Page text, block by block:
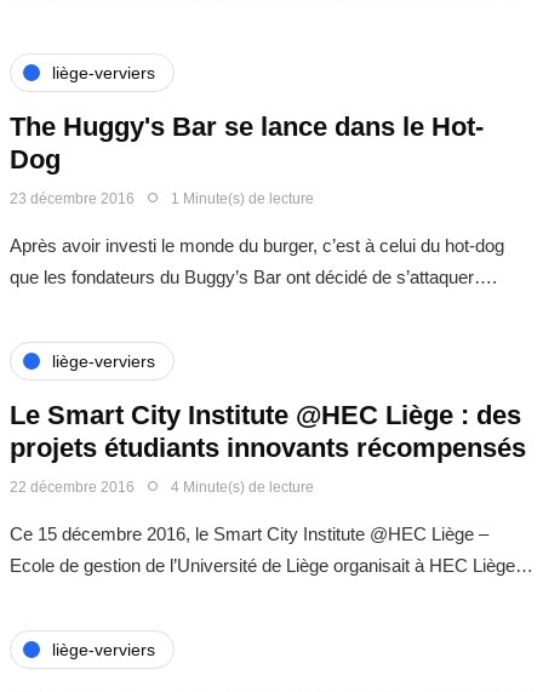
liège-verviers
The Huggy's Bar se lance dans le Hot-
Dog
23 décembre 2016 1 Minute(s) de lecture
Après avoir investi le monde du burger, c’est à celui du hot-dog
que les fondateurs du Buggy’s Bar ont décidé de s’attaquer….
liège-verviers
Le Smart City Institute @HEC Liège : des
projets étudiants innovants récompensés
22 décembre 2016 4 Minute(s) de lecture
Ce 15 décembre 2016, le Smart City Institute @HEC Liège –
Ecole de gestion de l’Université de Liège organisait à HEC Liège…
liège-verviers